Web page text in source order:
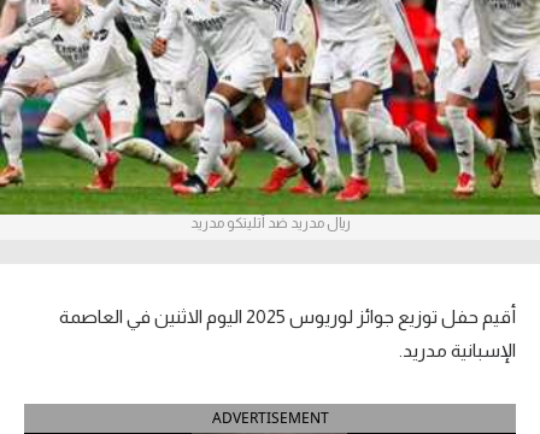
آراء حرة
ركن الألعاب
بطولات
أمريكا 2026
الدوري الإنجليزي الممتاز
الدوري الإسباني
ريال مدريد ضد أتليتكو مدريد
أقيم حفل توزيع جوائز لوريوس 2025 اليوم الاثنين في العاصمة
الإسبانية مدريد.
ADVERTISEMENT